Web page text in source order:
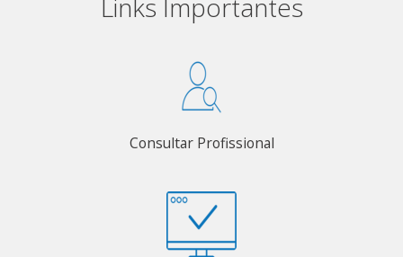
Links Importantes
Consultar Profissional